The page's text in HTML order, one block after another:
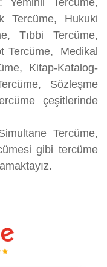
Yeminli Tercüme,
Tercüme, Hukuki
Tıbbi Tercüme,
Tercüme, Medikal
Kitap-Katalog-
Sözleşme
çeşitlerinde
Tercüme,
gibi tercüme